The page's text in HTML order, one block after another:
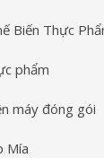
Biến Thực
phẩm
máy đóng gói
Mía